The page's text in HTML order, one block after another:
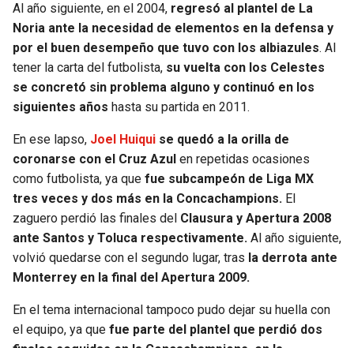
Al año siguiente, en el 2004, regresó al plantel de La
Noria ante la necesidad de elementos en la defensa y
por el buen desempeño que tuvo con los albiazules. Al
tener la carta del futbolista, su vuelta con los Celestes
se concretó sin problema alguno y continuó en los
siguientes años hasta su partida en 2011.
En ese lapso, Joel Huiqui se quedó a la orilla de
coronarse con el Cruz Azul en repetidas ocasiones
como futbolista, ya que fue subcampeón de Liga MX
tres veces y dos más en la Concachampions. El
zaguero perdió las finales del Clausura y Apertura 2008
ante Santos y Toluca respectivamente. Al año siguiente,
volvió quedarse con el segundo lugar, tras la derrota ante
Monterrey en la final del Apertura 2009.
En el tema internacional tampoco pudo dejar su huella con
el equipo, ya que fue parte del plantel que perdió dos